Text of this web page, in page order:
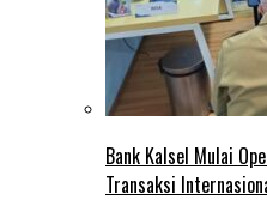
Bank Kalsel Mulai
Transaksi